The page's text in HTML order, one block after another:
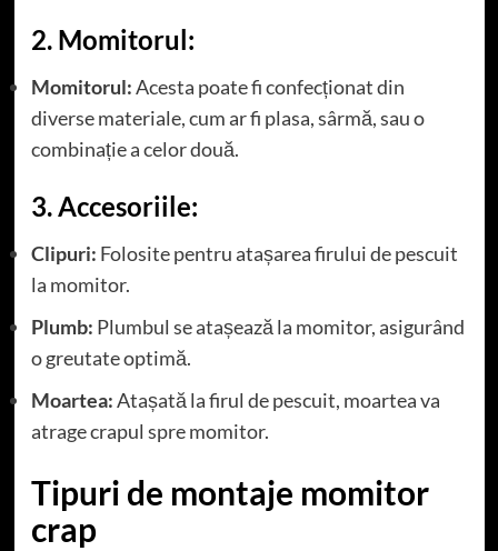
2. Momitorul:
Momitorul:Acesta poate fi confecționat din
diverse materiale, cum ar fi plasa, sârmă, sau o
combinație a celor două.
3. Accesoriile:
Clipuri: Folosite pentru atașarea firului de pescuit
la momitor.
Plumb: Plumbul se atașează la momitor, asigurând
o greutate optimă.
Moartea:Atașată la firul de pescuit, moartea va
atrage crapul spre momitor.
Tipuri de montaje momitor
crap